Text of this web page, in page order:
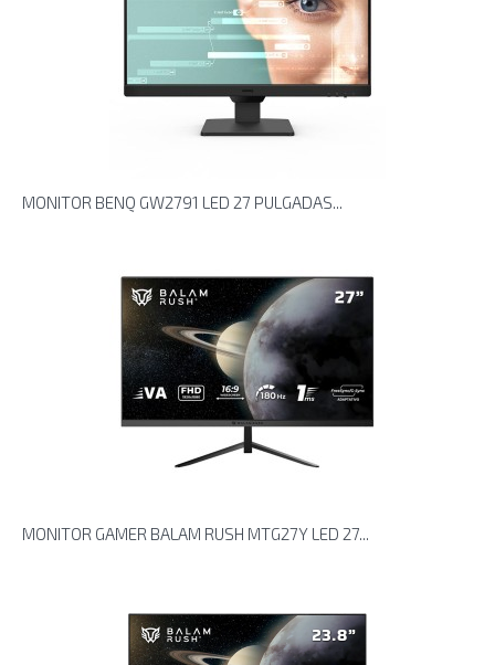
MONITOR BENQ GW2791 LED 27 PULGADAS...
MONITOR GAMER BALAM RUSH MTG27Y LED 27...